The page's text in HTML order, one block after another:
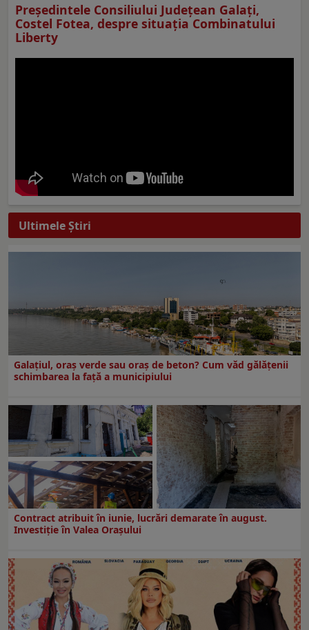
Preşedintele Consiliului Judeţean Galaţi,
Costel Fotea, despre situaţia Combinatului
Liberty
Ultimele Ştiri
Galațiul, oraș verde sau oraș de beton? Cum văd gălățenii
schimbarea la față a municipiului
Contract atribuit în iunie, lucrări demarate în august.
Investiţie în Valea Oraşului